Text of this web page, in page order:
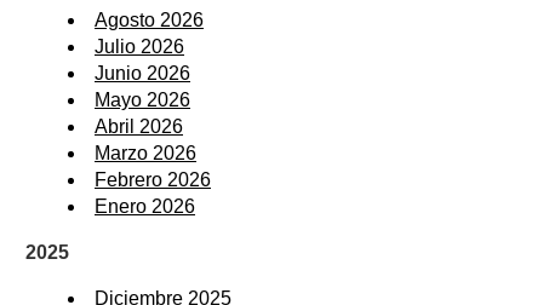
Agosto 2026
Julio 2026
Junio 2026
Mayo 2026
Abril 2026
Marzo 2026
Febrero 2026
Enero 2026
2025
Diciembre 2025